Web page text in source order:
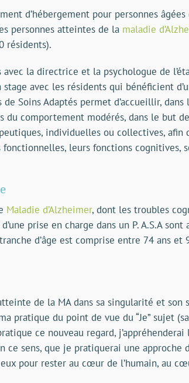
d’hébergement pour personnes
personnes atteintes de la maladie
résidents).
la directrice et la psychologue de
avec les résidents qui bénéficient
de Soins Adaptés permet d’accueillir,
du comportement modérés, dans le but
individuelles ou collectives, afin
leurs fonctions cognitives,
Maladie d’Alzheimer, dont les troubles
prise en charge dans un P. A.S.A sont
d’âge est comprise entre 74 ans et
de la MA dans sa singularité et son
pratique du point de vue du “Je” sujet
ce nouveau regard,
ce sens, que je pratiquerai une approche
pour rester au cœur de l’humain, au